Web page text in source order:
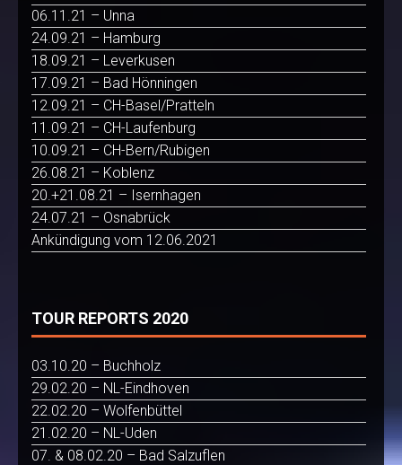
06.11.21 – Unna
24.09.21 – Hamburg
18.09.21 – Leverkusen
17.09.21 – Bad Hönningen
12.09.21 – CH-Basel/Pratteln
11.09.21 – CH-Laufenburg
10.09.21 – CH-Bern/Rubigen
26.08.21 – Koblenz
20.+21.08.21 – Isernhagen
24.07.21 – Osnabrück
Ankündigung vom 12.06.2021
TOUR REPORTS 2020
03.10.20 – Buchholz
29.02.20 – NL-Eindhoven
22.02.20 – Wolfenbüttel
21.02.20 – NL-Uden
07. & 08.02.20 – Bad Salzuflen